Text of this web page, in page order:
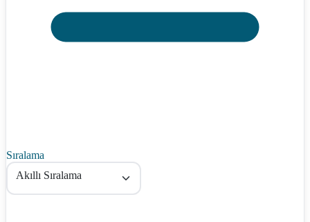
Sıralama
Akıllı Sıralama